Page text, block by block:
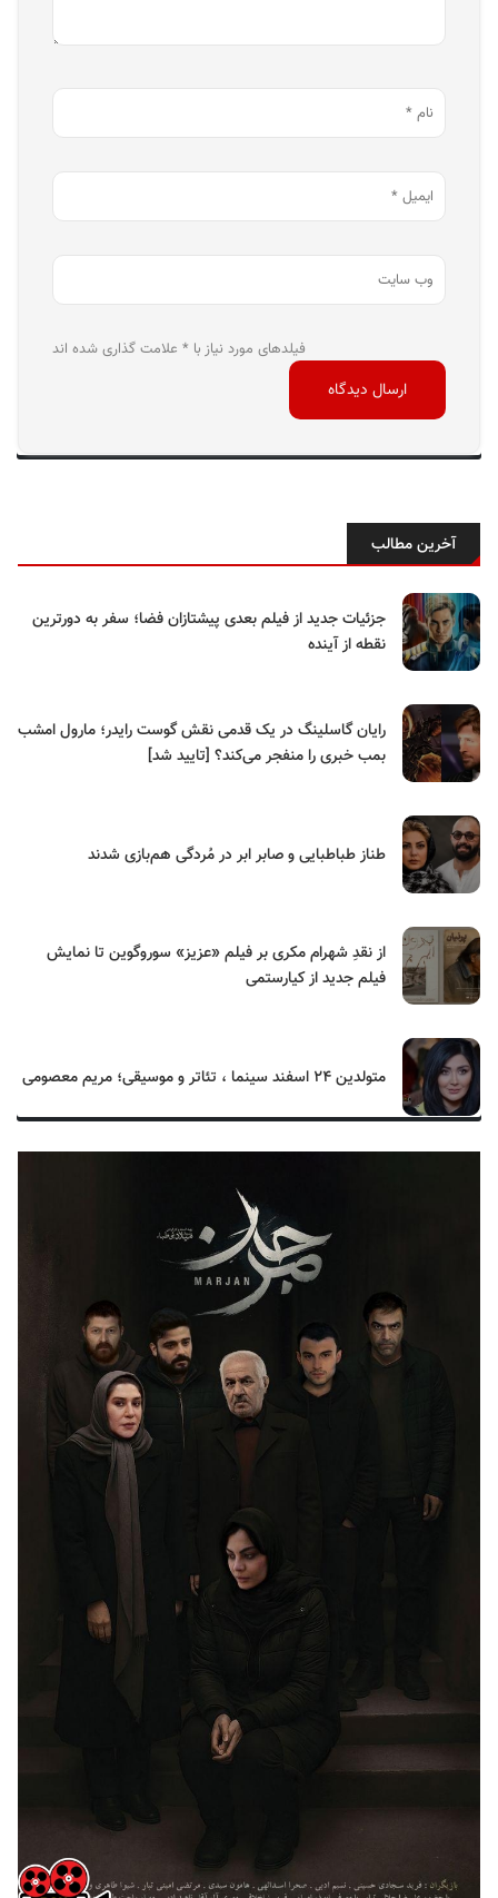
فیلدهای مورد نیاز با * علامت گذاری شده اند
آخرین مطالب
جزئیات جدید از فیلم بعدی پیشتازان فضا؛ سفر به دورترین
نقطه از آینده
رایان گاسلینگ در یک قدمی نقش گوست رایدر؛ مارول امشب
بمب خبری را منفجر می‌کند؟ [تایید شد]
طناز طباطبایی و صابر ابر در مُردگی هم‌بازی شدند
از نقدِ شهرام مکری بر فیلم «عزیز» سوروگوین تا نمایش
فیلم جدید از کیارستمی
متولدین ۲۴ اسفند سینما ، تئاتر و موسیقی؛ مریم معصومی